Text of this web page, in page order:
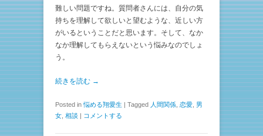
難しい問題ですね。質問者さんには、自分の気
持ちを理解して欲しいと望むような、近しい方
がいるということだと思います。そして、なか
なか理解してもらえないという悩みなのでしょ
う。
続きを読む →
Posted in悩める翔愛生 Tagged 人間関係 恋愛 男
女 相談 コメントする